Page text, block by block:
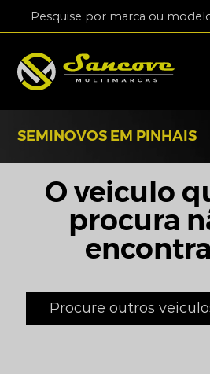
SEMINOVOS EM PINHAIS
O veiculo
procura
Procure outros